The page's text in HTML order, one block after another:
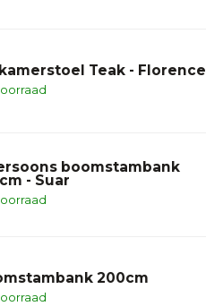
Teak - Florence
boomstambank
- Suar
200cm